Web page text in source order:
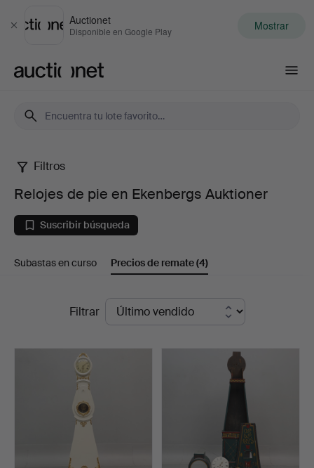
Cerrar
Auctionet
Disponible en Google Play Mostrar
Relojes
de
pie
en
Ekenbergs
Auktioner
Filtros
Relojes de pie en Ekenbergs Auktioner
Suscribir búsqueda
Subastas en curso Precios de remate(4)
Filtrar